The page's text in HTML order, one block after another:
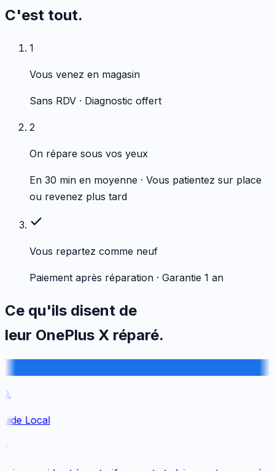
C'est tout.
1
Vous venez en magasin
Sans RDV · Diagnostic offert
2
On répare sous vos yeux
En 30 min en moyenne · Vous patientez sur place
ou revenez plus tard
Vous repartez comme neuf
Paiement après réparation · Garantie 1 an
Ce qu'ils disent de
leur OnePlus X réparé.
Local